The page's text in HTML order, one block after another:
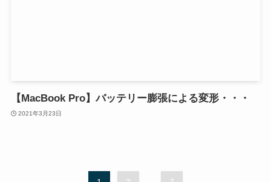
【MacBook Pro】バッテリー膨張による変形・・・
2021年3月23日